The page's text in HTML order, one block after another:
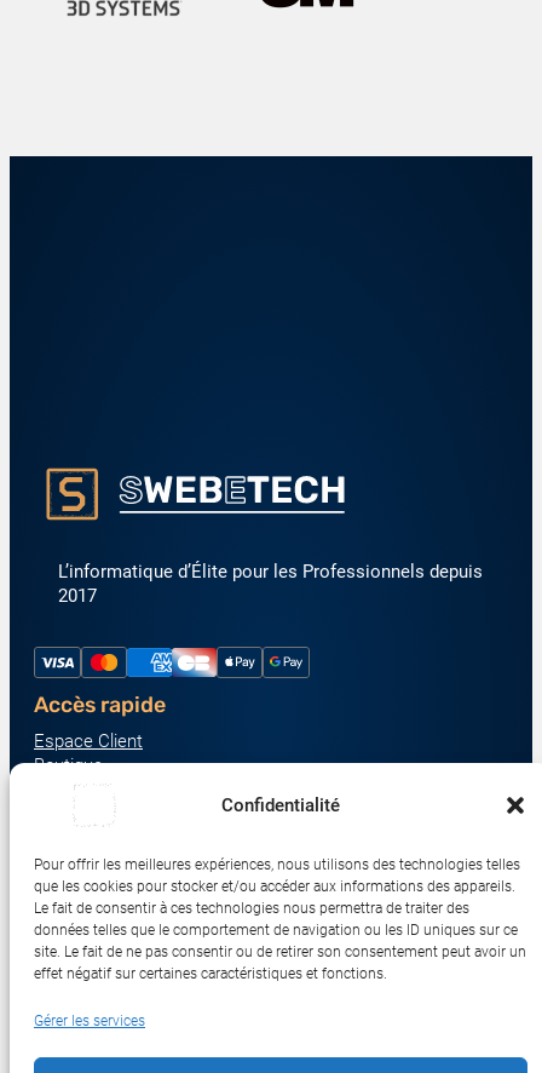
Confidentialité
Pour offrir les meilleures expériences, nous utilisons des technologies telles
que les cookies pour stocker et/ou accéder aux informations des appareils.
Le fait de consentir à ces technologies nous permettra de traiter des
données telles que le comportement de navigation ou les ID uniques sur ce
site. Le fait de ne pas consentir ou de retirer son consentement peut avoir un
effet négatif sur certaines caractéristiques et fonctions.
Gérer les services
L’informatique d’Élite pour les Professionnels depuis
2017
Accès rapide
Espace Client
Boutique
À propos
Nous contacter
Écrans & Moniteurs
Serveurs & Stockage
Impression & Consommables
Ordinateurs & Tablettes
Réseau & IoT